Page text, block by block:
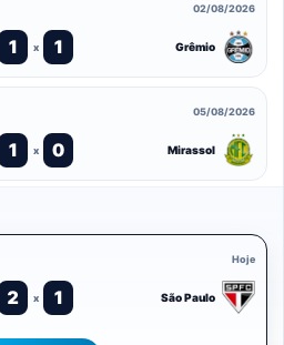
02/08/2026
1 x 1 Grêmio
05/08/2026
1 x 0 Mirassol
Hoje
2 x 1 São Paulo